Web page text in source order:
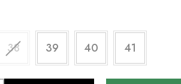
38 39 40 41